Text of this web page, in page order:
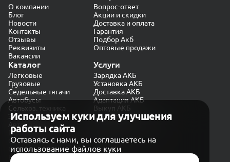
Используем куки для улучшения
работы сайта
Оставаясь с нами, вы соглашаетесь на
использование файлов куки
О компании
Блог
Новости
Контакты
Отзывы
Реквизиты
Вакансии
Вопрос-ответ
Акции и скидки
Доставка и оплата
Гарантия
Подбор Акб
Оптовые продажи
Каталог
Легковые
Грузовые
Седельные тягачи
Автобусы
Сельхоз. техника
Экскаваторы
Автокраны
Услуги
Зарядка АКБ
Установка АКБ
Доставка АКБ
Адаптация АКБ
Выкуп АКБ
Проверка генератора
Политика конфиденциальности
Обработка персональных данных
Согласие на обработку в «Яндекс.Метрика»
Карта сайта